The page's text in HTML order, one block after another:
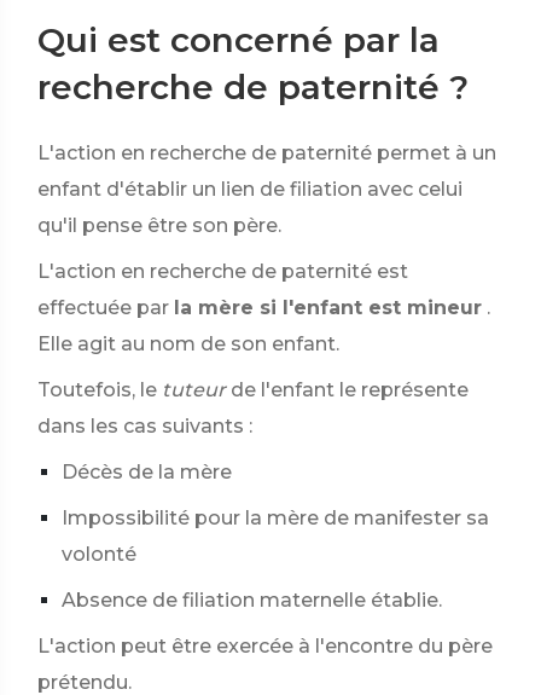
Qui est concerné par la
recherche de paternité ?
L'action en recherche de paternité permet à un
enfant d'établir un lien de filiation avec celui
qu'il pense être son père.
L'action en recherche de paternité est
effectuée par la mère si l'enfant est mineur .
Elle agit au nom de son enfant.
Toutefois, le tuteur de l'enfant le représente
dans les cas suivants :
Décès de la mère
Impossibilité pour la mère de manifester sa
volonté
Absence de filiation maternelle établie.
L'action peut être exercée à l'encontre du père
prétendu.